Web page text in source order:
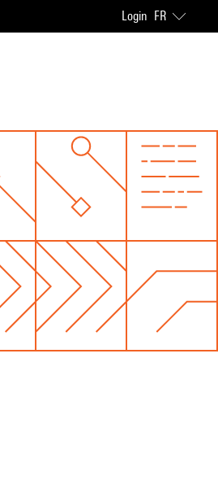
Login FR